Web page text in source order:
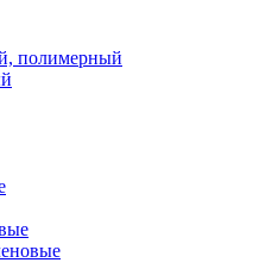
полимерный